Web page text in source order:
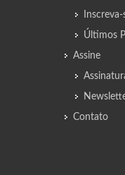
Inscreva-
Últimos
Assine
Contato